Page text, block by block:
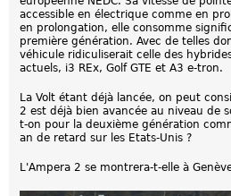
accessible en électrique comme en
en prolongation, elle consomme
première génération. Avec de telles
véhicule ridiculiserait celle des
actuels, i3 REx, Golf GTE et A3 e-tron.
La Volt étant déjà lancée, on peut
2 est déjà bien avancée au niveau de
t-on pour la deuxième génération
an de retard sur les Etats-Unis ?
L'Ampera 2 se montrera-t-elle à